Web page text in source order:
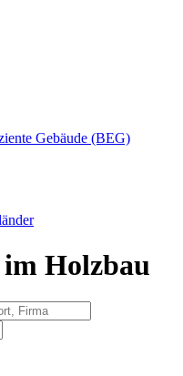
Gebäude (BEG)
Holzbau